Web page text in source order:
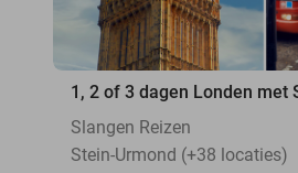
1, 2 of 3 dagen Londen met
Slangen Reizen
Stein-Urmond (+38 locaties)